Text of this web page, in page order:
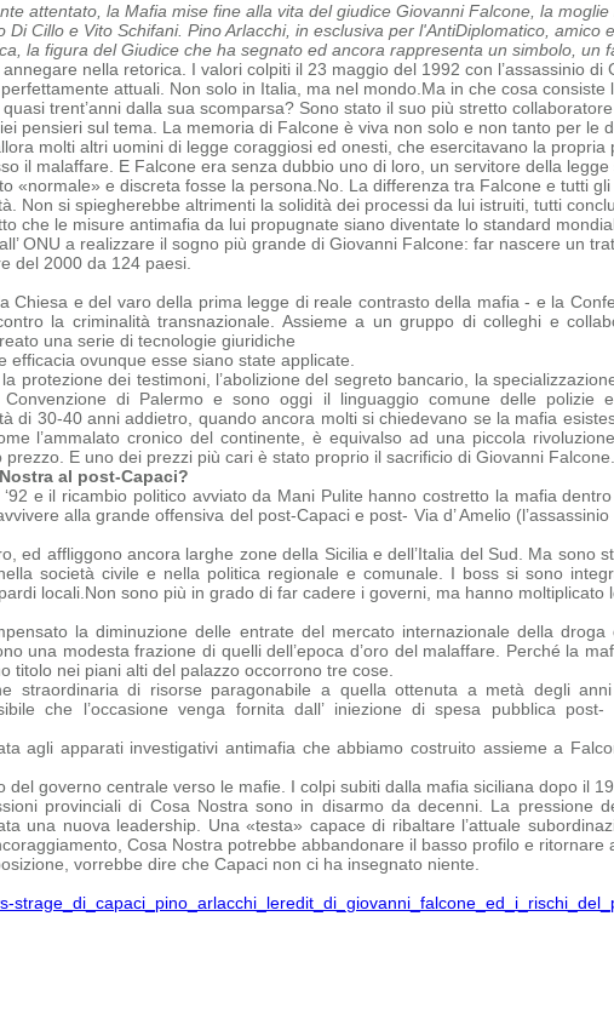
attentato, la Mafia mise fine alla vita del giudice Giovanni Falcone, la
Cillo e Vito Schifani. Pino Arlacchi, in esclusiva per l'AntiDiplomatico, amico
la figura del Giudice che ha segnato ed ancora rappresenta un simbolo, un
nella retorica. I valori colpiti il 23 maggio del 1992 con l’assassinio
attuali. Non solo in Italia, ma nel mondo.Ma in che cosa consiste
trent’anni dalla sua scomparsa? Sono stato il suo più stretto
pensieri sul tema. La memoria di Falcone è viva non solo e non tanto per le
molti altri uomini di legge coraggiosi ed onesti, che esercitavano la propria
il malaffare. E Falcone era senza dubbio uno di loro, un servitore della
«normale» e discreta fosse la persona.No. La differenza tra Falcone e tutti
Non si spiegherebbe altrimenti la solidità dei processi da lui istruiti, tutti
che le misure antimafia da lui propugnate siano diventate lo standard
ONU a realizzare il sogno più grande di Giovanni Falcone: far nascere un
del 2000 da 124 paesi.
Chiesa e del varo della prima legge di reale contrasto della mafia - e la
la criminalità transnazionale. Assieme a un gruppo di colleghi e
una serie di tecnologie giuridiche
efficacia ovunque esse siano state applicate.
protezione dei testimoni, l’abolizione del segreto bancario, la
Convenzione di Palermo e sono oggi il linguaggio comune delle polizie
di 30-40 anni addietro, quando ancora molti si chiedevano se la mafia
l’ammalato cronico del continente, è equivalso ad una piccola
E uno dei prezzi più cari è stato proprio il sacrificio di Giovanni Falcone.
al post-Capaci?
e il ricambio politico avviato da Mani Pulite hanno costretto la mafia
alla grande offensiva del post-Capaci e post- Via d’ Amelio
ed affliggono ancora larghe zone della Sicilia e dell’Italia del Sud. Ma sono
società civile e nella politica regionale e comunale. I boss si sono
locali.Non sono più in grado di far cadere i governi, ma hanno moltiplicato
la diminuzione delle entrate del mercato internazionale della droga
una modesta frazione di quelli dell’epoca d’oro del malaffare. Perché la
titolo nei piani alti del palazzo occorrono tre cose.
straordinaria di risorse paragonabile a quella ottenuta a metà degli
che l’occasione venga fornita dall’ iniezione di spesa pubblica
agli apparati investigativi antimafia che abbiamo costruito assieme a
del governo centrale verso le mafie. I colpi subiti dalla mafia siciliana dopo il
provinciali di Cosa Nostra sono in disarmo da decenni. La pressione
una nuova leadership. Una «testa» capace di ribaltare l’attuale
Cosa Nostra potrebbe abbandonare il basso profilo e ritornare
vorrebbe dire che Capaci non ci ha insegnato niente.